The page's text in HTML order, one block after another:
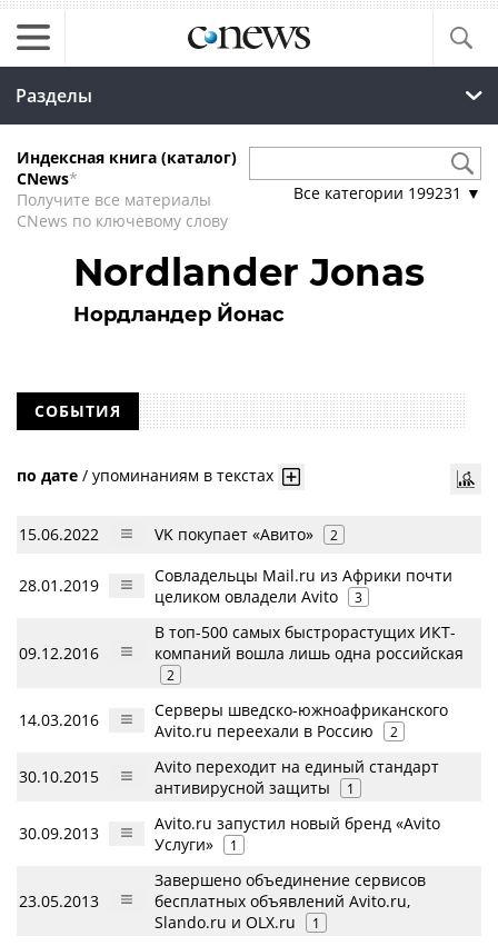
Разделы
Индексная книга (каталог)
CNews*
Получите все материалы
CNews по ключевому слову
Все категории 199231 ▼
Nordlander Jonas
Нордландер Йонас
СОБЫТИЯ
по дате / упоминаниям в текстах
15.06.2022 VK покупает «Авито» 2
28.01.2019
Совладельцы Mail.ru из Африки почти
целиком овладели Avito
3
09.12.2016
В топ-500 самых быстрорастущих ИКТ-
компаний вошла лишь одна российская
2
14.03.2016
Серверы шведско-южноафриканского
Avito.ru переехали в Россию
2
30.10.2015
Avito переходит на единый стандарт
антивирусной защиты
1
30.09.2013
Avito.ru запустил новый бренд «Avito
Услуги»
1
23.05.2013
Завершено объединение сервисов
бесплатных объявлений Avito.ru,
Slando.ru и OLX.ru
1